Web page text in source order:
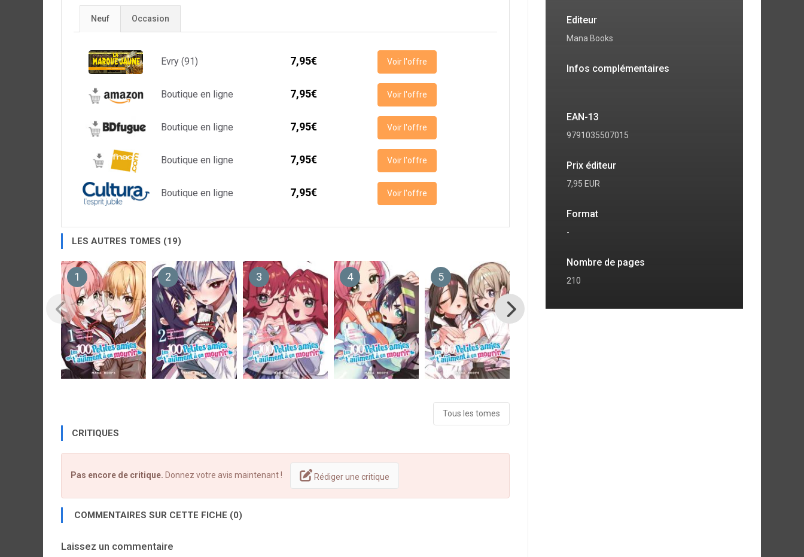
Neuf Occasion
Evry (91) 7,95€ Voir l'offre
Boutique en ligne 7,95€ Voir l'offre
Boutique en ligne 7,95€ Voir l'offre
Boutique en ligne 7,95€ Voir l'offre
Boutique en ligne 7,95€ Voir l'offre
LES AUTRES TOMES (19)
1 2 3 4 5
Tous les tomes
CRITIQUES
Pas encore de critique. Donnez votre avis maintenant ! Rédiger une critique
COMMENTAIRES SUR CETTE FICHE (0)
Laissez un commentaire
Editeur
Mana Books
Infos complémentaires
EAN-13
9791035507015
Prix éditeur
7,95 EUR
Format
-
Nombre de pages
210